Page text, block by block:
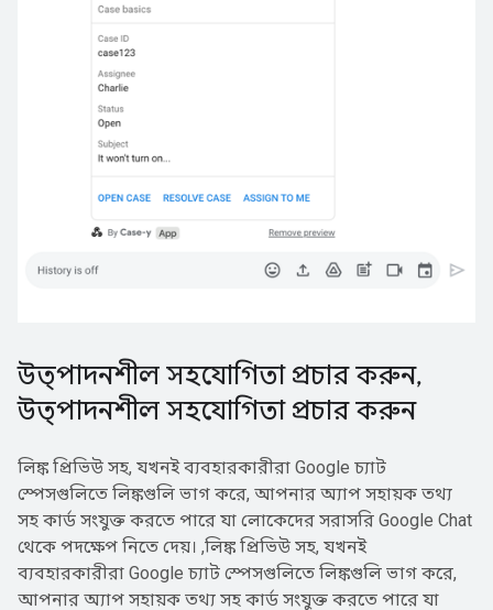
উত্পাদনশীল সহযোগিতা প্রচার করুন,
উত্পাদনশীল সহযোগিতা প্রচার করুন
লিঙ্ক প্রিভিউ সহ, যখনই ব্যবহারকারীরা Google চ্যাট
স্পেসগুলিতে লিঙ্কগুলি ভাগ করে, আপনার অ্যাপ সহায়ক তথ্য
সহ কার্ড সংযুক্ত করতে পারে যা লোকেদের সরাসরি Google Chat
থেকে পদক্ষেপ নিতে দেয়। ,লিঙ্ক প্রিভিউ সহ, যখনই
ব্যবহারকারীরা Google চ্যাট স্পেসগুলিতে লিঙ্কগুলি ভাগ করে,
আপনার অ্যাপ সহায়ক তথ্য সহ কার্ড সংযুক্ত করতে পারে যা